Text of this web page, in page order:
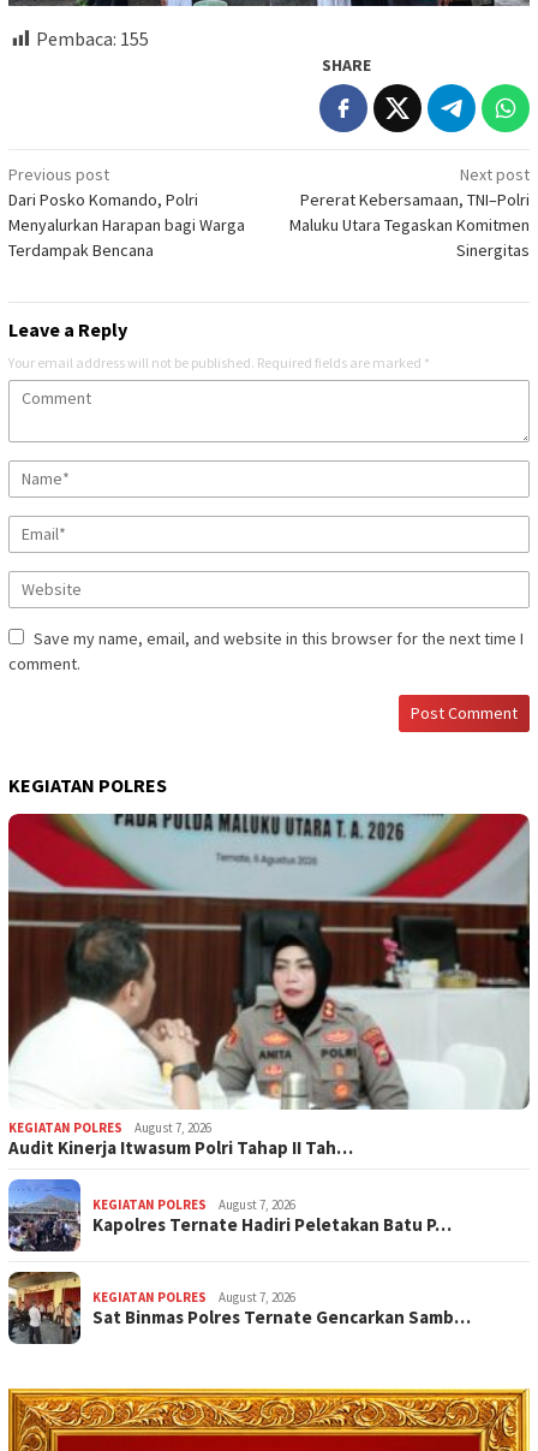
Pembaca: 155
SHARE
Post
navigation
Previous post
Dari Posko Komando, Polri
Menyalurkan Harapan bagi Warga
Terdampak Bencana
Next post
Pererat Kebersamaan, TNI–Polri
Maluku Utara Tegaskan Komitmen
Sinergitas
Leave a Reply
Your email address will not be published. Required fields are marked *
Save my name, email, and website in this browser for the next time I
comment.
KEGIATAN POLRES
KEGIATAN POLRES August 7, 2026
Audit Kinerja Itwasum Polri Tahap II Tah…
KEGIATAN POLRES August 7, 2026
Kapolres Ternate Hadiri Peletakan Batu P…
KEGIATAN POLRES August 7, 2026
Sat Binmas Polres Ternate Gencarkan Samb…